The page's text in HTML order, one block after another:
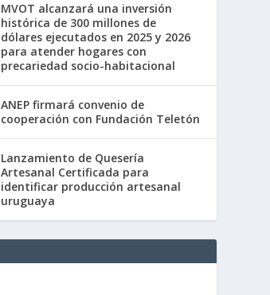
MVOT alcanzará una inversión
histórica de 300 millones de
dólares ejecutados en 2025 y 2026
para atender hogares con
precariedad socio-habitacional
ANEP firmará convenio de
cooperación con Fundación Teletón
Lanzamiento de Quesería
Artesanal Certificada para
identificar producción artesanal
uruguaya